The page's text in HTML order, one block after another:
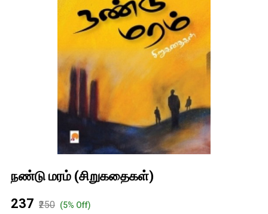
நண்டு மரம் (சிறுகதைகள்)
₹237 ₹250 (5% Off)